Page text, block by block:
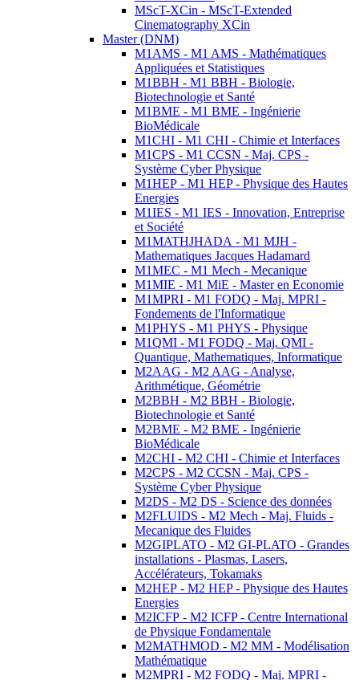
MScT-XCin - MScT-Extended
Cinematography XCin
Master (DNM)
M1AMS - M1 AMS - Mathématiques
Appliquées et Statistiques
M1BBH - M1 BBH - Biologie,
Biotechnologie et Santé
M1BME - M1 BME - Ingénierie
BioMédicale
M1CHI - M1 CHI - Chimie et Interfaces
M1CPS - M1 CCSN - Maj. CPS -
Système Cyber Physique
M1HEP - M1 HEP - Physique des Hautes
Energies
M1IES - M1 IES - Innovation, Entreprise
et Société
M1MATHJHADA - M1 MJH -
Mathematiques Jacques Hadamard
M1MEC - M1 Mech - Mecanique
M1MIE - M1 MiE - Master en Economie
M1MPRI - M1 FODQ - Maj. MPRI -
Fondements de l'Informatique
M1PHYS - M1 PHYS - Physique
M1QMI - M1 FODQ - Maj. QMI -
Quantique, Mathematiques, Informatique
M2AAG - M2 AAG - Analyse,
Arithmétique, Géométrie
M2BBH - M2 BBH - Biologie,
Biotechnologie et Santé
M2BME - M2 BME - Ingénierie
BioMédicale
M2CHI - M2 CHI - Chimie et Interfaces
M2CPS - M2 CCSN - Maj. CPS -
Système Cyber Physique
M2DS - M2 DS - Science des données
M2FLUIDS - M2 Mech - Maj. Fluids -
Mecanique des Fluides
M2GIPLATO - M2 GI-PLATO - Grandes
installations - Plasmas, Lasers,
Accélérateurs, Tokamaks
M2HEP - M2 HEP - Physique des Hautes
Energies
M2ICFP - M2 ICFP - Centre International
de Physique Fondamentale
M2MATHMOD - M2 MM - Modélisation
Mathématique
M2MPRI - M2 FODQ - Maj. MPRI -